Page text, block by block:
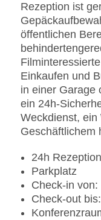
Rezeption ist
öffentlichen
Einkaufen und
in einer Garage
ein 24h-
Weckdienst, ein
Geschäftlichem
24h Rezeption
Parkplatz
Check-in
Check-out